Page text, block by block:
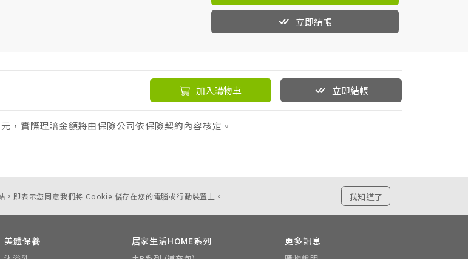
立即結帳
加入購物車 立即結帳
，實際理賠金額將由保險公司依保險契約內容核定。
即表示您同意我們將 Cookie 儲存在您的電腦或行動裝置上。 我知道了
美體保養 居家生活HOME系列 更多訊息